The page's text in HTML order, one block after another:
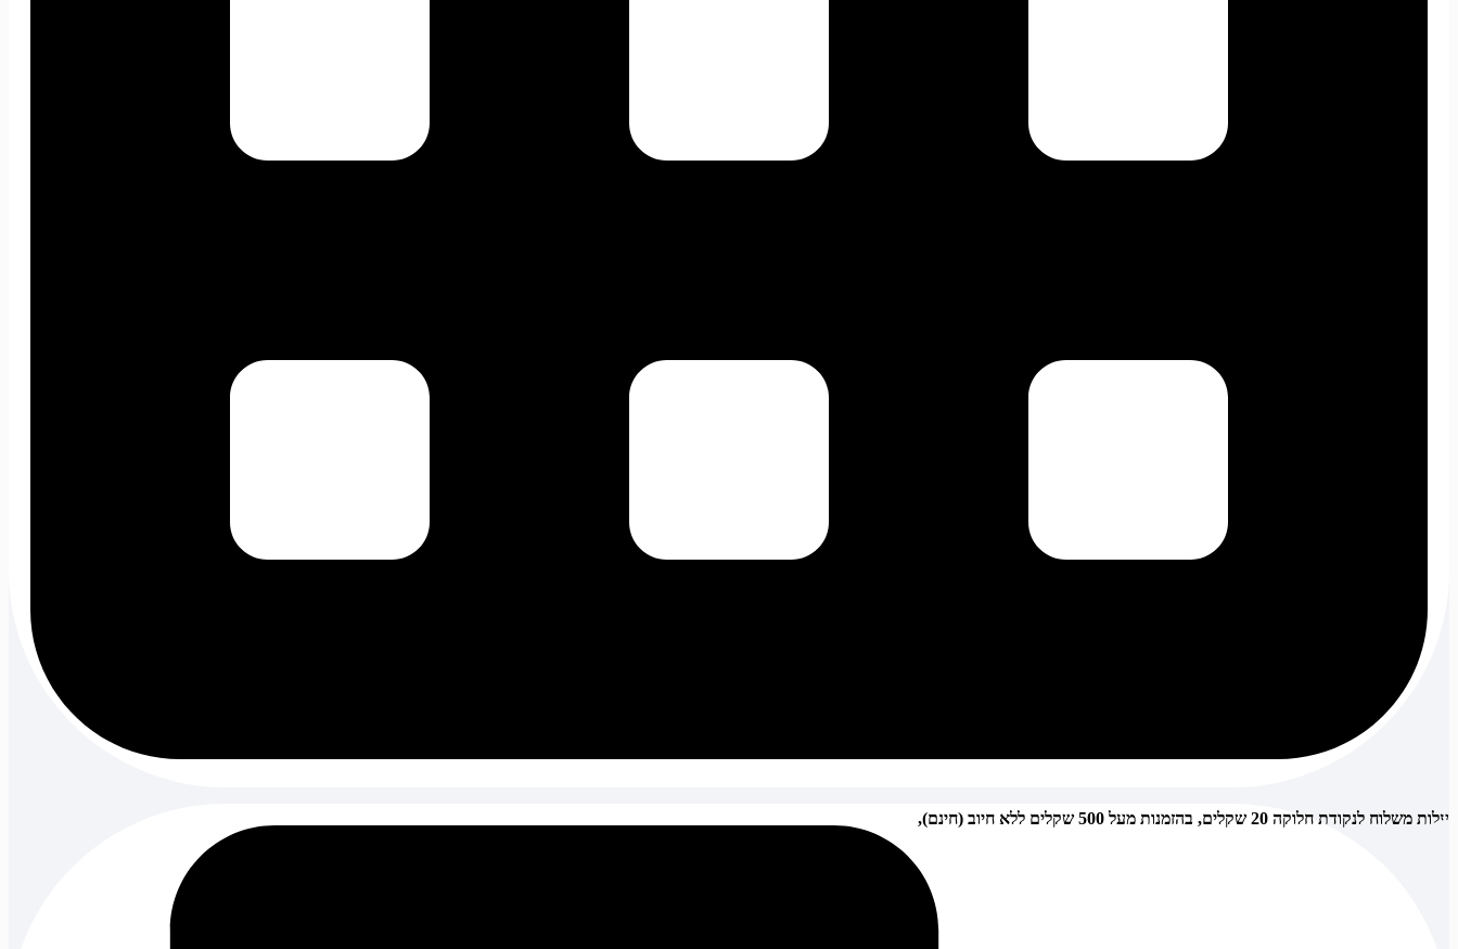
עלות משלוח לנקודת חלוקה 20 שקלים, בהזמנות מעל 500 שקלים ללא חיוב (חינם),